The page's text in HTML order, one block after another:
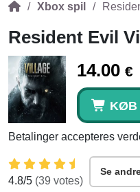
Xbox spil
Resident Evil
14.00 €
KØB
Betalinger accepteres
4.8/5 (39 votes)
Se